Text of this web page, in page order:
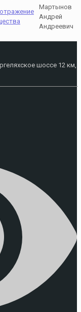
Мартынов
Андрей
Андреевич
шоссе 12 км,